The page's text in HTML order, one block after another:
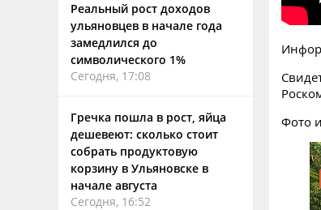
Реальный рост доходов
ульяновцев в начале года
замедлился до
символического 1%
Сегодня, 17:08
Гречка пошла в рост, яйца
дешевеют: сколько стоит
собрать продуктовую
корзину в Ульяновске в
начале августа
Сегодня, 16:52
Фото